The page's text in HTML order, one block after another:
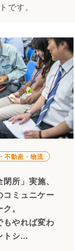
です。
不動産・物流
所」実施、
コミュニケー
。
もやれば変わ
トシ...